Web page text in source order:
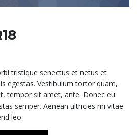
tristique senectus et netus et
egestas. Vestibulum tortor quam,
tempor sit amet, ante. Donec eu
semper. Aenean ultricies mi vitae
leo.